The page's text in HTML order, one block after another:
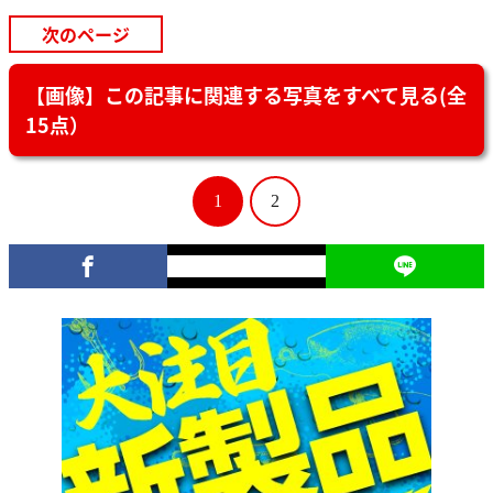
次のページ
【画像】この記事に関連する写真をすべて見る(全
15点）
1 2